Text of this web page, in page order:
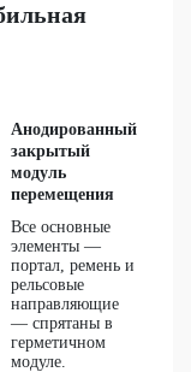
Анодированный
закрытый
модуль
перемещения
Все основные
элементы —
портал, ремень и
рельсовые
направляющие
— спрятаны в
герметичном
модуле.